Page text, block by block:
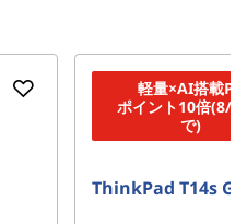
軽量×AI搭載PC
ポイント10倍(8/
で)
ThinkPad T14s